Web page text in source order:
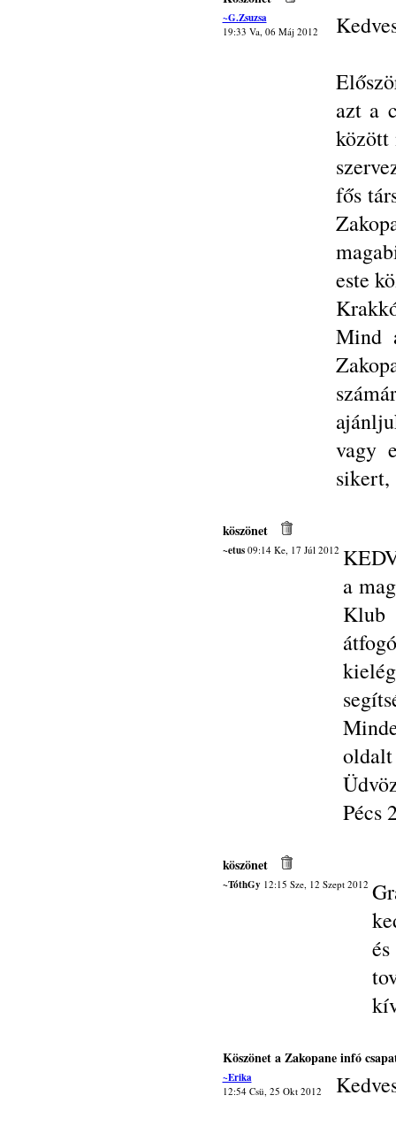
~G.Zsuzsa
19:33 Va, 06 Máj 2012
azt a
között
fős
este
Mind
vagy
sikert,
köszönet
~etus09:14 Ke, 17 Júl 2012
a
Klub
Pécs
köszönet
~TóthGy 12:15 Sze, 12 Szept 2012
Köszönet a Zakopane infó
~Erika
12:54 Csü, 25 Okt 2012